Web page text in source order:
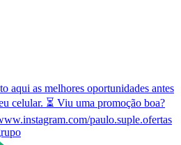
aqui as melhores oportunidades antes
celular. ⏳ Viu uma promoção boa?
paulo.suple.ofertas